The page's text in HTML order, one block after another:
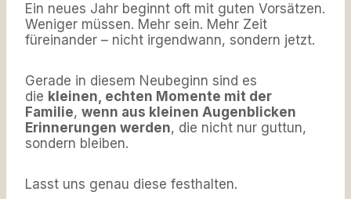
Ein neues Jahr beginnt oft mit guten Vorsätzen.
Weniger müssen. Mehr sein. Mehr Zeit
füreinander – nicht irgendwann, sondern jetzt.
Gerade in diesem Neubeginn sind es
die kleinen, echten Momente mit der
Familie, wenn aus kleinen Augenblicken
Erinnerungen werden, die nicht nur guttun,
sondern bleiben.
Lasst uns genau diese festhalten.